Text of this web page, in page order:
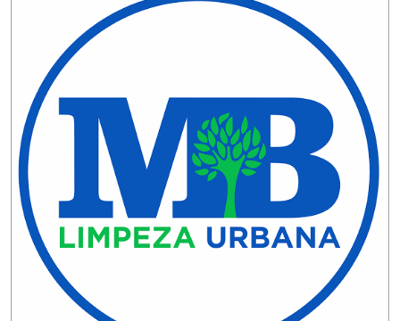
CARNAVAL
CARNAVAL
DE
MACAU
CARNAVAL
DO
RN
CICLISMO